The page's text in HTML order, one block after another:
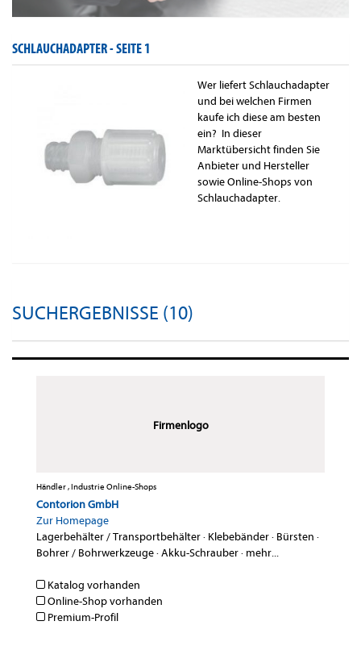
SCHLAUCHADAPTER -SEITE 1
Wer liefert Schlauchadapter
und bei welchen Firmen
kaufe ich diese am besten
ein? In dieser
Marktübersicht finden Sie
Anbieter und Hersteller
sowie Online-Shops von
Schlauchadapter.
SUCHERGEBNISSE (10)
Firmenlogo
Händler , Industrie Online-Shops
Contorion GmbH
Zur Homepage
Lagerbehälter / Transportbehälter· Klebebänder· Bürsten ·
Bohrer / Bohrwerkzeuge·Akku-Schrauber· mehr...
Katalog vorhanden
Online-Shop vorhanden
Premium-Profil